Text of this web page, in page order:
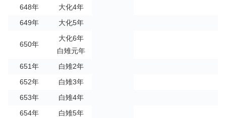
648年
大化4年
649年
大化5年
650年
大化6年
白雉元年
651年
白雉2年
652年
白雉3年
653年
白雉4年
654年
白雉5年